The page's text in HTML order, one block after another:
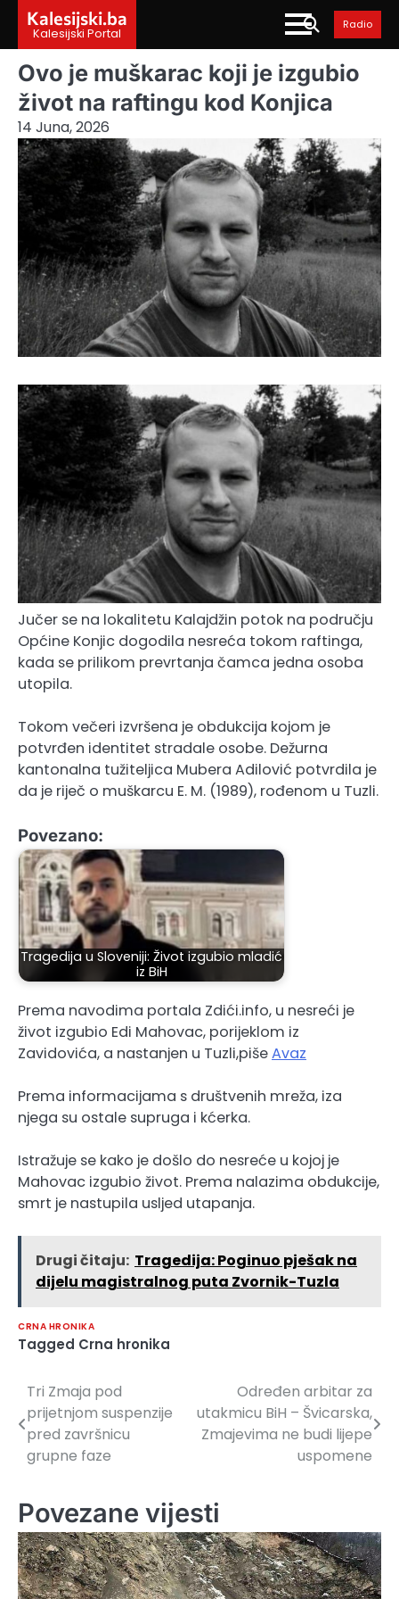
content
Kalesijski.ba
Kalesijski Portal
Radio
Ovo je muškarac koji je izgubio
život na raftingu kod Konjica
14 Juna, 2026
Jučer se na lokalitetu Kalajdžin potok na području
Općine Konjic dogodila nesreća tokom raftinga,
kada se prilikom prevrtanja čamca jedna osoba
utopila.
Tokom večeri izvršena je obdukcija kojom je
potvrđen identitet stradale osobe. Dežurna
kantonalna tužiteljica Mubera Adilović potvrdila je
da je riječ o muškarcu E. M. (1989), rođenom u Tuzli.
Povezano:
Tragedija u Sloveniji: Život izgubio mladić
iz BiH
Prema navodima portala Zdići.info, u nesreći je
život izgubio Edi Mahovac, porijeklom iz
Zavidovića, a nastanjen u Tuzli,pišeAvaz
Prema informacijama s društvenih mreža, iza
njega su ostale supruga i kćerka.
Istražuje se kako je došlo do nesreće u kojoj je
Mahovac izgubio život. Prema nalazima obdukcije,
smrt je nastupila usljed utapanja.
Drugi čitaju: Tragedija: Poginuo pješak na
dijelu magistralnog puta Zvornik-Tuzla
CRNA HRONIKA
Tagged Crna hronika
Navigacija
članaka
Tri Zmaja pod
prijetnjom suspenzije
pred završnicu
grupne faze
Određen arbitar za
utakmicu BiH – Švicarska,
Zmajevima ne budi lijepe
uspomene
Povezane vijesti